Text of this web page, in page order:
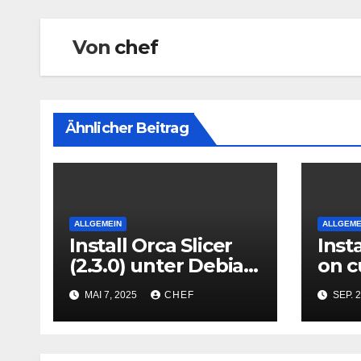
Von chef
Ähnlicher Beitrag
ALLGEMEIN
Install Orca Slicer
(2.3.0) unter Debian
(13 Trixie)
MAI 7, 2025 CHEF
on
SEP.